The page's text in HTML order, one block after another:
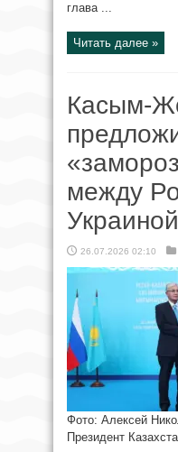
глава ...
Читать далее »
Касым-
между
Украиной
26.07.2026 02:10
Фото: Алексей
Президент